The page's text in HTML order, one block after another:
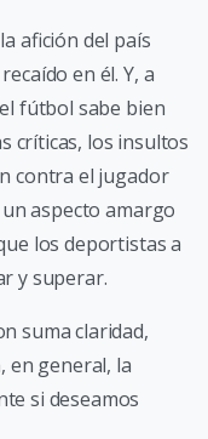
afición del país
en él. Y, a
fútbol sabe bien
críticas, los insultos
contra el jugador
aspecto amargo
los deportistas a
y superar.
suma claridad,
en general, la
si deseamos